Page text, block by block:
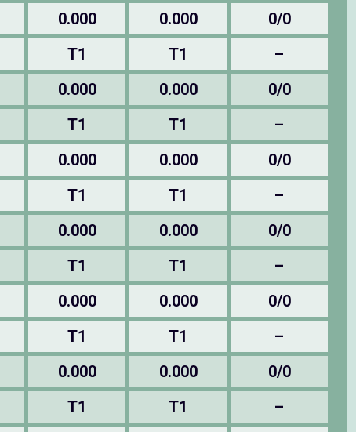
0.000 0.000
0/0
T1 T1 –
0.000 0.000
0/0
T1 T1 –
0.000 0.000
0/0
T1 T1 –
0.000 0.000
0/0
T1 T1 –
0.000 0.000
0/0
T1 T1 –
0.000 0.000
0/0
T1 T1 –